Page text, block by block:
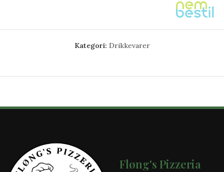
Kategori: Drikkevarer
Fløng's Pizzeria